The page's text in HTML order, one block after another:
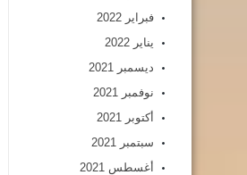
فبراير 2022
يناير 2022
ديسمبر 2021
نوفمبر 2021
أكتوبر 2021
سبتمبر 2021
أغسطس 2021